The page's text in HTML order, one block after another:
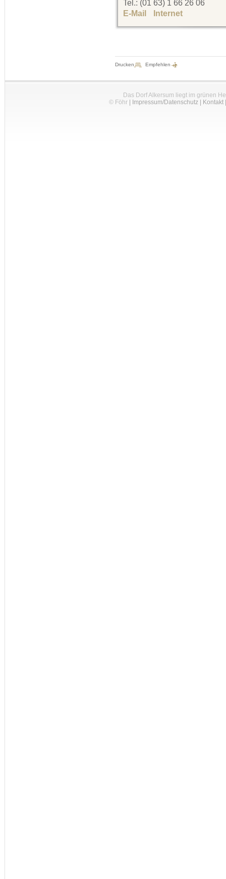
Tel.: (01 63) 1 66 26 06
E-Mail
Internet
Drucken Empfehlen
Das Dorf Alkersum liegt im grünen
© Föhr| Impressum/Datenschutz| Kontakt